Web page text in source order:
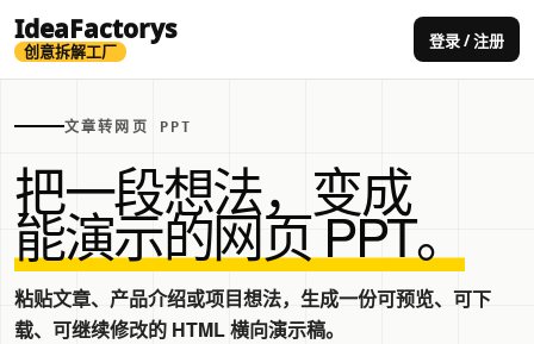
IdeaFactorys
创意拆解工厂
登录 / 注册
文章转网页 PPT
把一段想法，变成
能演示的网页 PPT。
粘贴文章、产品介绍或项目想法，生成一份可预览、可下
载、可继续修改的 HTML 横向演示稿。